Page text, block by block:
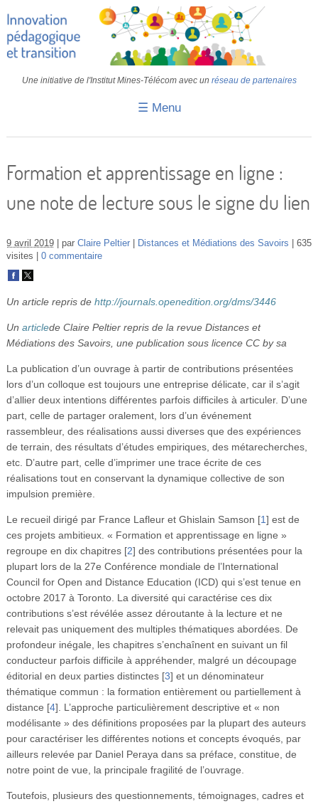
Une initiative de l'Institut Mines-Télécom avec un réseau de partenaires
☰ Menu
Retours d’expériences
IA
Colloques
Vidéos
Se connecter
Formation et apprentissage en ligne :
une note de lecture sous le signe du lien
9 avril 2019 par Claire Peltier Distances et Médiations des Savoirs
635
visites
0 commentaire
Un article repris de http://journals.openedition.org/dms/3446
Un articlede Claire Peltier repris de la revue Distances et
Médiations des Savoirs, une publication sous licence CC by sa
La publication d’un ouvrage à partir de contributions présentées
lors d’un colloque est toujours une entreprise délicate, car il s’agit
d’allier deux intentions différentes parfois difficiles à articuler. D’une
part, celle de partager oralement, lors d’un événement
rassembleur, des réalisations aussi diverses que des expériences
de terrain, des résultats d’études empiriques, des métarecherches,
etc. D’autre part, celle d’imprimer une trace écrite de ces
réalisations tout en conservant la dynamique collective de son
impulsion première.
Le recueil dirigé par France Lafleur et Ghislain Samson [1] est de
ces projets ambitieux. « Formation et apprentissage en ligne »
regroupe en dix chapitres[2] des contributions présentées pour la
plupart lors de la 27e Conférence mondiale de l’International
Council for Open and Distance Education (ICD) qui s’est tenue en
octobre 2017 à Toronto. La diversité qui caractérise ces dix
contributions s’est révélée assez déroutante à la lecture et ne
relevait pas uniquement des multiples thématiques abordées. De
profondeur inégale, les chapitres s’enchaînent en suivant un fil
conducteur parfois difficile à appréhender, malgré un découpage
éditorial en deux parties distinctes[3] et un dénominateur
thématique commun : la formation entièrement ou partiellement à
distance [4] . L’approche particulièrement descriptive et « non
modélisante » des définitions proposées par la plupart des auteurs
pour caractériser les différentes notions et concepts évoqués, par
ailleurs relevée par Daniel Peraya dans sa préface, constitue, de
notre point de vue, la principale fragilité de l’ouvrage.
Toutefois, plusieurs des questionnements, témoignages, cadres et